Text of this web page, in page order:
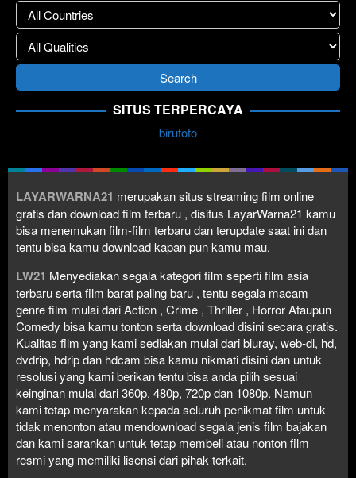
SITUS TERPERCAYA
birutoto
LAYARWARNA21 merupakan situs streaming film online
gratis dan download film terbaru , disitus LayarWarna21 kamu
bisa menemukan film-film terbaru dan terupdate saat ini dan
tentu bisa kamu download kapan pun kamu mau.
LW21 Menyediakan segala kategori film seperti film asia
terbaru serta film barat paling baru , tentu segala macam
genre film mulai dari Action , Crime , Thriller , Horror Ataupun
Comedy bisa kamu tonton serta download disini secara gratis.
Kualitas film yang kami sediakan mulai dari bluray, web-dl, hd,
dvdrip, hdrip dan hdcam bisa kamu nikmati disini dan untuk
resolusi yang kami berikan tentu bisa anda pilih sesuai
keinginan mulai dari 360p, 480p, 720p dan 1080p. Namun
kami tetap menyarakan kepada seluruh penikmat film untuk
tidak menonton atau mendownload segala jenis film bajakan
dan kami sarankan untuk tetap membeli atau nonton film
resmi yang memiliki lisensi dari pihak terkait.